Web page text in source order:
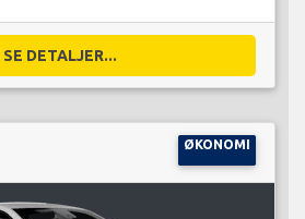
SE DETALJER...
ØKONOMI